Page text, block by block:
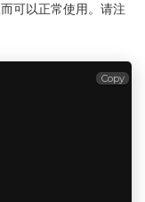
可以正常使用。请注
Copy